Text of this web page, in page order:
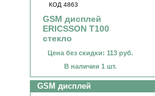
КОД 4863
GSM дисплей
ERICSSON T100
стекло
Цена без скидки: 113 руб.
В наличии 1 шт.
GSM дисплей